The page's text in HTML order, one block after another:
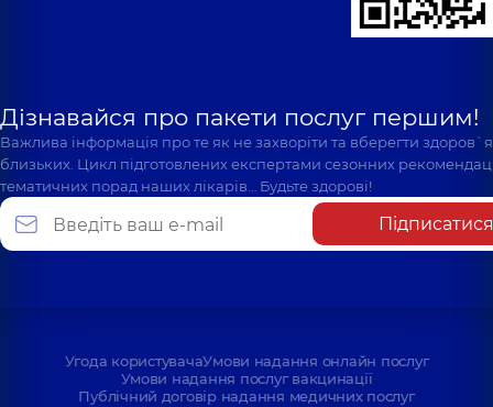
Дізнавайся про пакети послуг першим!
Важлива інформація про те як не захворіти та вберегти
близьких. Цикл підготовлених експертами сезонних
тематичних порад наших лікарів… Будьте здорові!
Підписатися
Угода користувачаУмови надання онлайн послуг
Умови надання послуг вакцинації
Публічний договір надання медичних послуг